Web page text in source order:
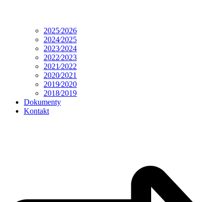
2025⁄2026
2024⁄2025
2023⁄2024
2022⁄2023
2021⁄2022
2020⁄2021
2019⁄2020
2018⁄2019
Dokumenty
Kontakt